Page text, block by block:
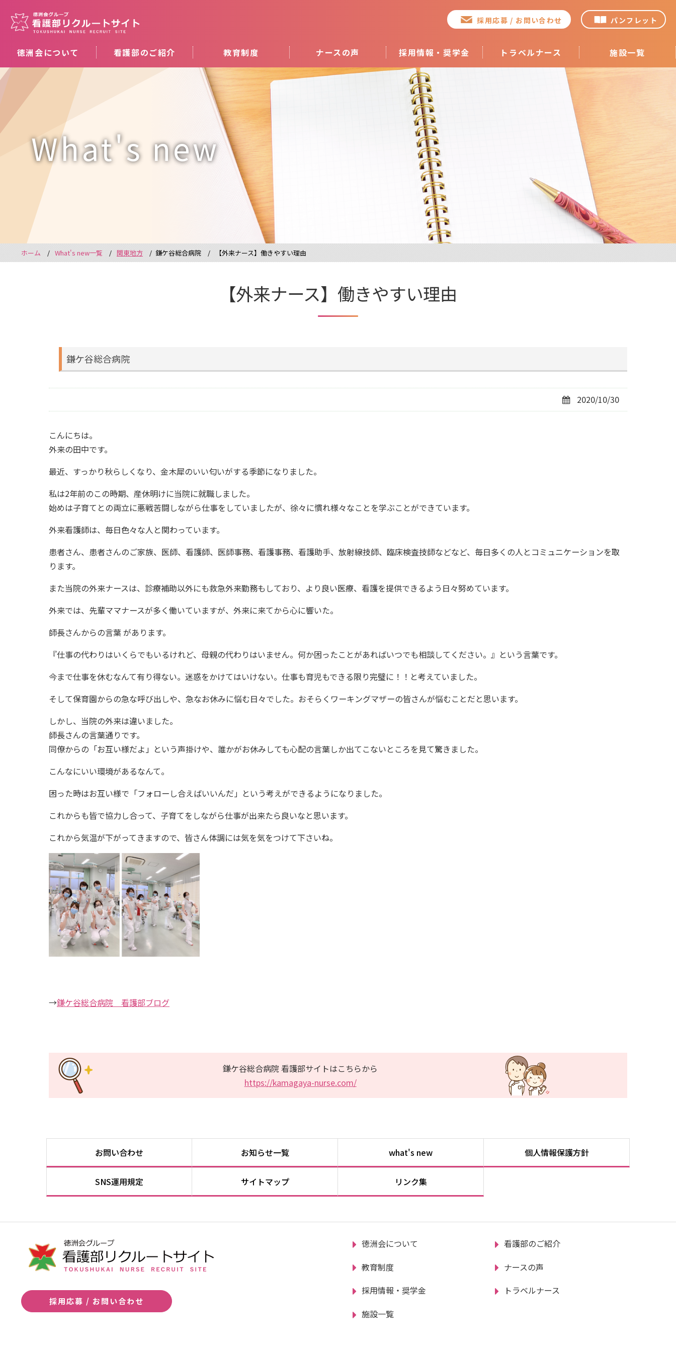
採用応募 / お問い合わせ パンフレット
徳洲会について 看護部のご紹介 教育制度 ナースの声 採用情報・奨学金 トラベルナース 施設一覧
What's new
ホーム What's new一覧 関東地方 鎌ケ谷総合病院 【外来ナース】働きやすい理由
【外来ナース】働きやすい理由
鎌ケ谷総合病院
2020/10/30
こんにちは。
外来の田中です。
最近、すっかり秋らしくなり、金木犀のいい匂いがする季節になりました。
私は2年前のこの時期、産休明けに当院に就職しました。
始めは子育てとの両立に悪戦苦闘しながら仕事をしていましたが、徐々に慣れ様々なことを学ぶことができています。
外来看護師は、毎日色々な人と関わっています。
患者さん、患者さんのご家族、医師、看護師、医師事務、看護事務、看護助手、放射線技師、臨床検査技師などなど、毎日多くの人とコミュニケーションを取
ります。
また当院の外来ナースは、診療補助以外にも救急外来勤務もしており、より良い医療、看護を提供できるよう日々努めています。
外来では、先輩ママナースが多く働いていますが、外来に来てから心に響いた。
師長さんからの言葉 があります。
『仕事の代わりはいくらでもいるけれど、母親の代わりはいません。何か困ったことがあればいつでも相談してください。』という言葉です。
今まで仕事を休むなんて有り得ない。迷惑をかけてはいけない。仕事も育児もできる限り完璧に！！と考えていました。
そして保育園からの急な呼び出しや、急なお休みに悩む日々でした。おそらくワーキングマザーの皆さんが悩むことだと思います。
しかし、当院の外来は違いました。
師長さんの言葉通りです。
同僚からの「お互い様だよ」という声掛けや、誰かがお休みしても心配の言葉しか出てこないところを見て驚きました。
こんなにいい環境があるなんて。
困った時はお互い様で「フォローし合えばいいんだ」という考えができるようになりました。
これからも皆で協力し合って、子育てをしながら仕事が出来たら良いなと思います。
これから気温が下がってきますので、皆さん体調には気を気をつけて下さいね。
→鎌ケ谷総合病院 看護部ブログ
鎌ケ谷総合病院 看護部サイトはこちらから
https://kamagaya-nurse.com/
お問い合わせ お知らせ一覧 what's new 個人情報保護方針
SNS運用規定 サイトマップ リンク集
採用応募 / お問い合わせ
徳洲会について
看護部のご紹介
教育制度
ナースの声
採用情報・奨学金
トラベルナース
施設一覧